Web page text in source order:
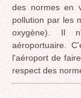
des normes en
pollution par les
oxygène). Il
aéroportuaire.
l'aéroport de
respect des